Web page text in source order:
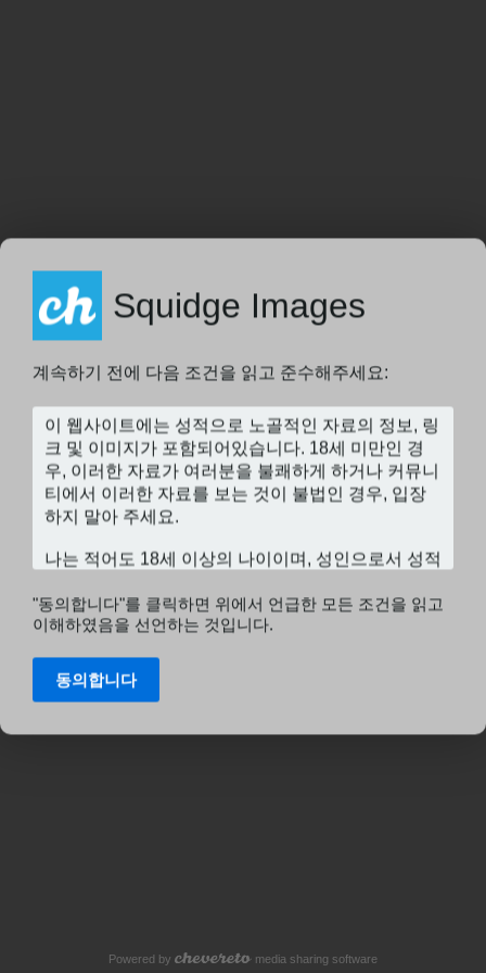
Squidge Images
계속하기 전에 다음 조건을 읽고 준수해주세요:
"동의합니다"를 클릭하면 위에서 언급한 모든 조건을 읽고
이해하였음을 선언하는 것입니다.
동의합니다
Powered by media sharing software